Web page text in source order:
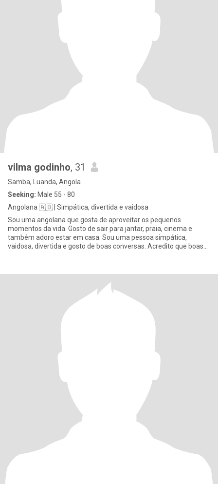
vilma godinho, 31
Samba, Luanda, Angola
Seeking: Male 55 - 80
Angolana 🇦🇴 | Simpática, divertida e vaidosa
Sou uma angolana que gosta de aproveitar os pequenos
momentos da vida. Gosto de sair para jantar, praia, cinema e
também adoro estar em casa. Sou uma pessoa simpática,
vaidosa, divertida e gosto de boas conversas. Acredito que boas